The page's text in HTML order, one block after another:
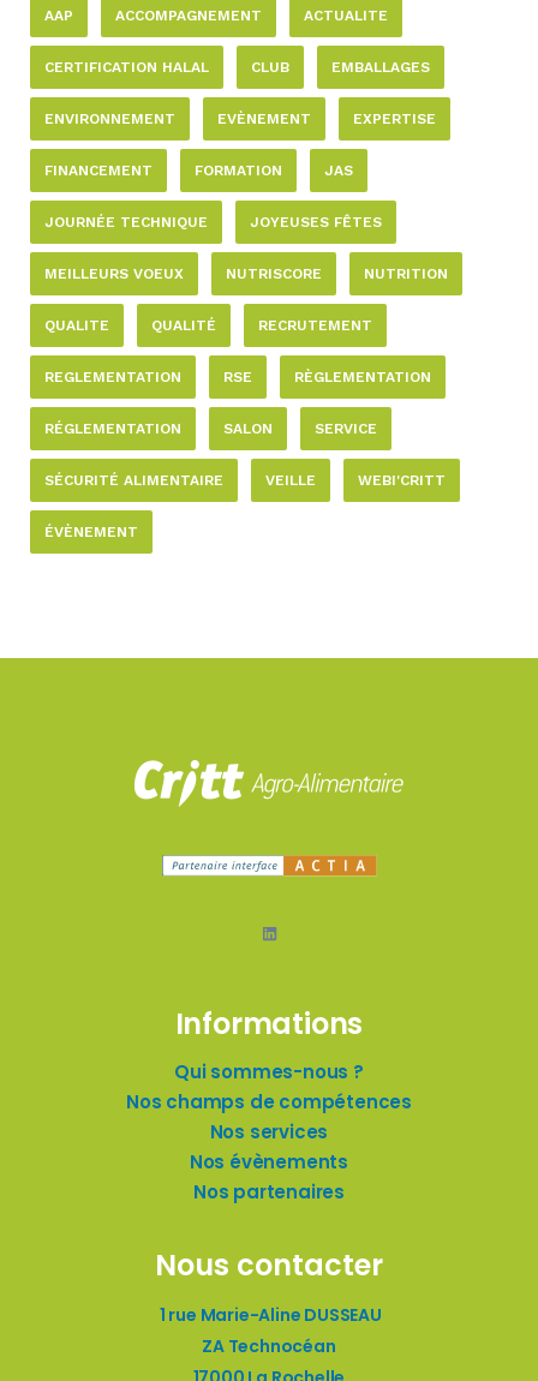
AAP ACCOMPAGNEMENT ACTUALITE
CERTIFICATION HALAL CLUB EMBALLAGES
ENVIRONNEMENT EVÈNEMENT EXPERTISE
FINANCEMENT FORMATION JAS
JOURNÉE TECHNIQUE JOYEUSES FÊTES
MEILLEURS VOEUX NUTRISCORE NUTRITION
QUALITE QUALITÉ RECRUTEMENT
REGLEMENTATION RSE RÈGLEMENTATION
RÉGLEMENTATION SALON SERVICE
SÉCURITÉ ALIMENTAIRE VEILLE WEBI'CRITT
ÉVÈNEMENT
LinkedIn
Informations
Qui sommes-nous ?
Nos champs de compétences
Nos services
Nos évènements
Nos partenaires
Nous contacter
1 rue Marie-Aline DUSSEAU
ZA Technocéan